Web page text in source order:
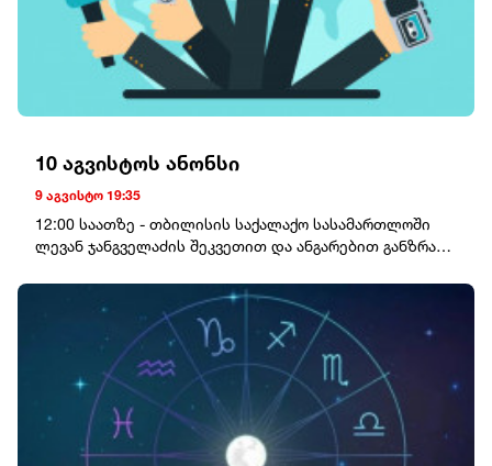
10 აგვისტოს ანონსი
9 აგვისტო 19:35
12:00 საათზე - თბილისის საქალაქო სასამართლოში
ლევან ჯანგველაძის შეკვეთით და ანგარებით განზრახ
რომანოვ-ფარცხალახის სასამართლო პროცესი
გაიმართება. 13:00 საათზე - თბილისის საქალაქო
სასამართლოში სუსის ყოფილი უფროსის გრიგოლ
ლილუაშვილის სასამართლო პროცესი გაიმართება.